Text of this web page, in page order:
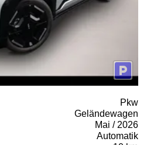
Pkw
Geländewagen
Mai / 2026
Automatik